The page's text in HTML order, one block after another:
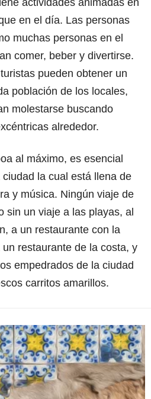
en el día. Las personas
muchas personas en el
comer, beber y divertirse.
pueden obtener un
población de los locales,
molestarse buscando
alrededor.
al máximo, es esencial
la cual está llena de
y música. Ningún viaje de
sin un viaje a las playas, al
a un restaurante con la
restaurante de la costa, y
empedrados de la ciudad
carritos amarillos.